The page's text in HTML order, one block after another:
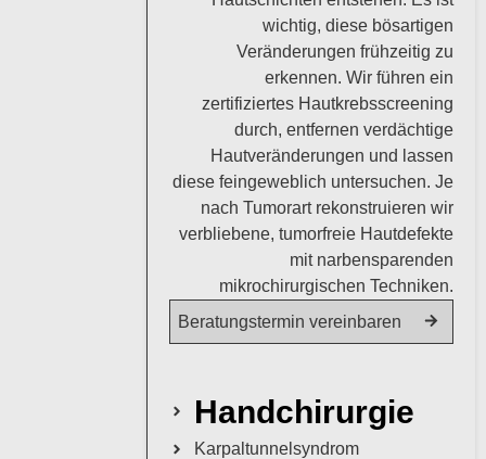
wichtig, diese bösartigen
Veränderungen frühzeitig zu
erkennen. Wir führen ein
zertifiziertes Hautkrebsscreening
durch, entfernen verdächtige
Hautveränderungen und lassen
diese feingeweblich untersuchen. Je
nach Tumorart rekonstruieren wir
verbliebene, tumorfreie Hautdefekte
mit narbensparenden
mikrochirurgischen Techniken.
Beratungstermin vereinbaren
Handchirurgie
Karpaltunnelsyndrom